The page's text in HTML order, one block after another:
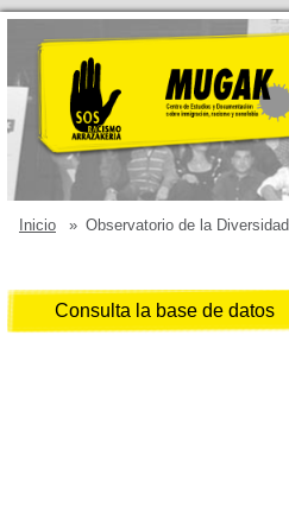
Inicio » Observatorio de la Diversidad
Consulta la base de datos